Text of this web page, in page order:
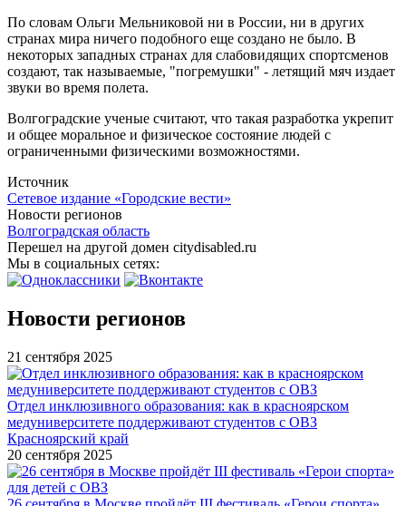
По словам Ольги Мельниковой ни в России, ни в других
странах мира ничего подобного еще создано не было. В
некоторых западных странах для слабовидящих спортсменов
создают, так называемые, "погремушки" - летящий мяч издает
звуки во время полета.
Волгоградские ученые считают, что такая разработка укрепит
и общее моральное и физическое состояние людей с
ограниченными физическими возможностями.
Источник
Сетевое издание «Городские вести»
Новости регионов
Волгоградская область
Перешел на другой домен citydisabled.ru
Мы в социальных сетях:
Новости регионов
21 сентября 2025
Отдел инклюзивного образования: как в красноярском
медуниверситете поддерживают студентов с ОВЗ
Красноярский край
20 сентября 2025